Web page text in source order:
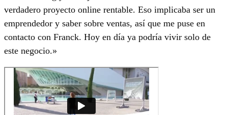
verdadero proyecto online rentable. Eso implicaba ser un
emprendedor y saber sobre ventas, así que me puse en
contacto con Franck. Hoy en día ya podría vivir solo de
este negocio.»